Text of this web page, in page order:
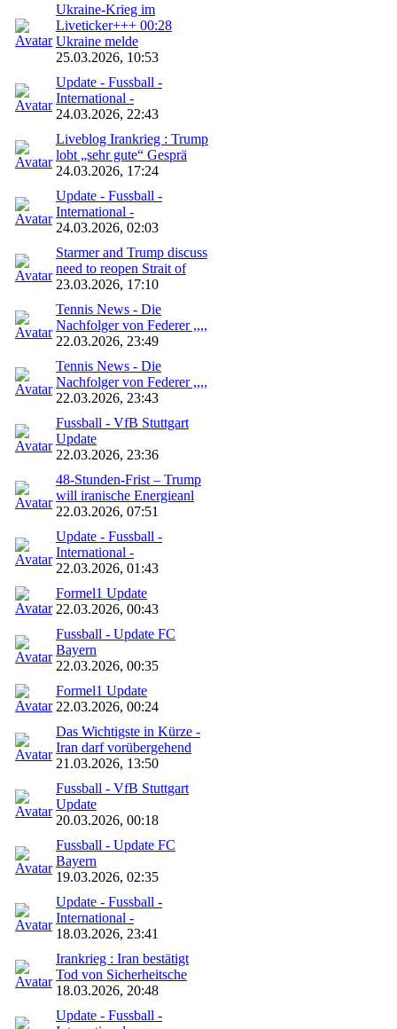
Ukraine-Krieg im
Liveticker+++ 00:28
Ukraine melde
25.03.2026, 10:53
Update - Fussball -
International -
24.03.2026, 22:43
Liveblog Irankrieg : Trump
lobt „sehr gute“ Gesprä
24.03.2026, 17:24
Update - Fussball -
International -
24.03.2026, 02:03
Starmer and Trump discuss
need to reopen Strait of
23.03.2026, 17:10
Tennis News - Die
Nachfolger von Federer ,,,,
22.03.2026, 23:49
Tennis News - Die
Nachfolger von Federer ,,,,
22.03.2026, 23:43
Fussball - VfB Stuttgart
Update
22.03.2026, 23:36
48‑Stunden‑Frist – Trump
will iranische Energieanl
22.03.2026, 07:51
Update - Fussball -
International -
22.03.2026, 01:43
Formel1 Update
22.03.2026, 00:43
Fussball - Update FC
Bayern
22.03.2026, 00:35
Formel1 Update
22.03.2026, 00:24
Das Wichtigste in Kürze -
Iran darf vorübergehend
21.03.2026, 13:50
Fussball - VfB Stuttgart
Update
20.03.2026, 00:18
Fussball - Update FC
Bayern
19.03.2026, 02:35
Update - Fussball -
International -
18.03.2026, 23:41
Irankrieg : Iran bestätigt
Tod von Sicherheitsche
18.03.2026, 20:48
Update - Fussball -